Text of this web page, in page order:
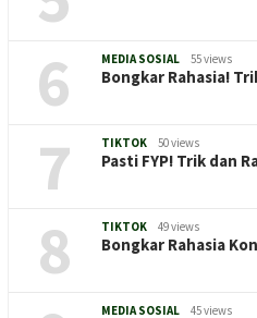
6 MEDIA SOSIAL 55 views
Bongkar Rahasia!
7 TIKTOK 50 views
Pasti FYP! Trik dan
8 TIKTOK 49 views
Bongkar Rahasia
MEDIA SOSIAL 45 views